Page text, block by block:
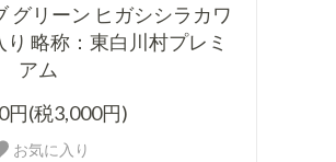
グリーン ヒガシシラカワ
略称：東白川村プレミ
アム
円(税3,000円)
お気に入り